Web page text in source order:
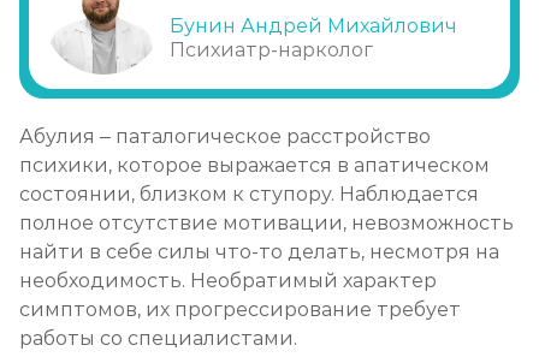
Бунин Андрей Михайлович
Психиатр-нарколог
Абулия – паталогическое расстройство
психики, которое выражается в апатическом
состоянии, близком к ступору. Наблюдается
полное отсутствие мотивации, невозможность
найти в себе силы что-то делать, несмотря на
необходимость. Необратимый характер
симптомов, их прогрессирование требует
работы со специалистами.